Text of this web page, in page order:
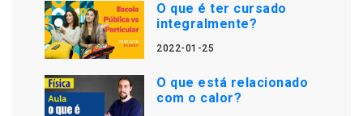
O que é ter cursado
integralmente?
2022-01-25
O que está relacionado
com o calor?